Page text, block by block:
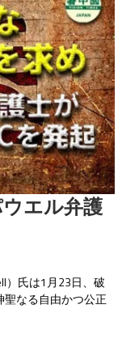
エル弁護
）氏は1月23日、破
なる自由かつ公正